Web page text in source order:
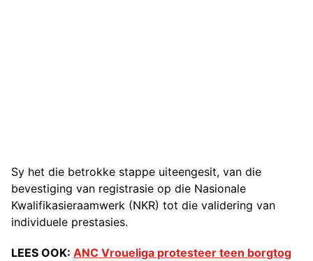
Sy het die betrokke stappe uiteengesit, van die
bevestiging van registrasie op die Nasionale
Kwalifikasieraamwerk (NKR) tot die validering van
individuele prestasies.
LEES OOK: ANC Vroueliga protesteer teen borgtog